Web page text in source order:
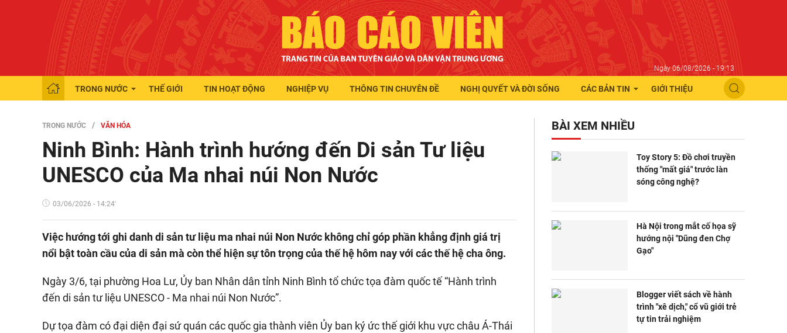
Ngày 06/08/2026 - 19:13
TRONG NƯỚC THẾ GIỚI TIN HOẠT ĐỘNG NGHIỆP VỤ THÔNG TIN CHUYÊN ĐỀ NGHỊ QUYẾT VÀ ĐỜI SỐNG CÁC BẢN TIN GIỚI THIỆU
TRONG NƯỚC VĂN HÓA
Ninh Bình: Hành trình hướng đến Di sản Tư liệu
UNESCO của Ma nhai núi Non Nước
03/06/2026 - 14:24'
Việc hướng tới ghi danh di sản tư liệu ma nhai núi Non Nước không chỉ góp phần khẳng định giá trị
nổi bật toàn cầu của di sản mà còn thể hiện sự tôn trọng của thế hệ hôm nay với các thế hệ cha ông.
Ngày 3/6, tại phường Hoa Lư, Ủy ban Nhân dân tỉnh Ninh Bình tổ chức tọa đàm quốc tế “Hành trình
đến di sản tư liệu UNESCO - Ma nhai núi Non Nước”.
Dự tọa đàm có đại diện đại sứ quán các quốc gia thành viên Ủy ban ký ức thế giới khu vực châu Á-Thái
BÀI XEM NHIỀU
Toy Story 5: Đồ chơi truyền
thống "mất giá" trước làn
sóng công nghệ?
Hà Nội trong mắt cố họa sỹ
hướng nội "Dũng đen Chợ
Gạo"
Blogger viết sách về hành
trình "xê dịch," cổ vũ giới trẻ
tự tin trải nghiệm